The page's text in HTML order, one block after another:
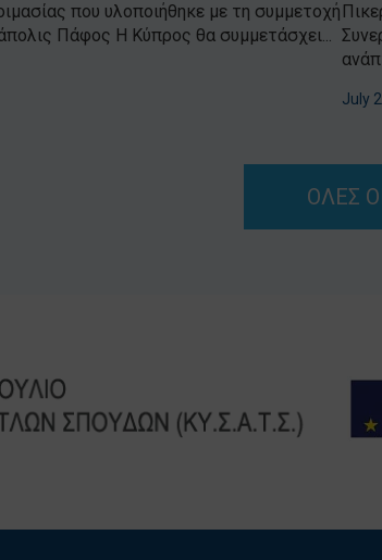
που υλοποιήθηκε με τη συμμετοχή
Πάφος Η Κύπρος θα συμμετάσχει...
July
ΟΛΕΣ